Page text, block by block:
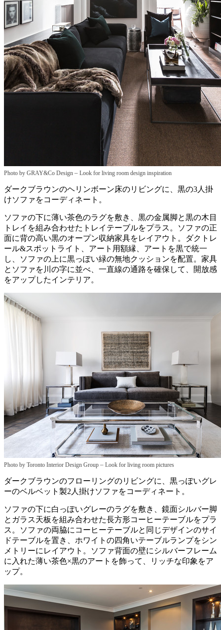
Photo by GRAY&Co Design – Look for living room design inspiration
ダークブラウンのヘリンボーン床のリビングに、黒の3人掛
けソファをコーディネート。
ソファの下に薄い茶色のラグを敷き、黒の金属脚と黒の木目
トレイを組み合わせたトレイテーブルをプラス。ソファの正
面に背の高い黒のオープン収納家具をレイアウト。ダクトレ
ール&スポットライト、アート用額縁、アートを黒で統一
し、ソファの上に黒っぽい緑の無地クッションを配置。家具
とソファを川の字に並べ、一直線の通路を確保して、開放感
をアップしたインテリア。
Photo by Toronto Interior Design Group – Look for living room pictures
ダークブラウンのフローリングのリビングに、黒っぽいグレ
ーのベルベット製2人掛けソファをコーディネート。
ソファの下に白っぽいグレーのラグを敷き、鏡面シルバー脚
とガラス天板を組み合わせた長方形コーヒーテーブルをプラ
ス。ソファの両脇にコーヒーテーブルと同じデザインのサイ
ドテーブルを置き、ホワイトの四角いテーブルランプをシン
メトリーにレイアウト。ソファ背面の壁にシルバーフレーム
に入れた薄い茶色×黒のアートを飾って、リッチな印象をア
ップ。